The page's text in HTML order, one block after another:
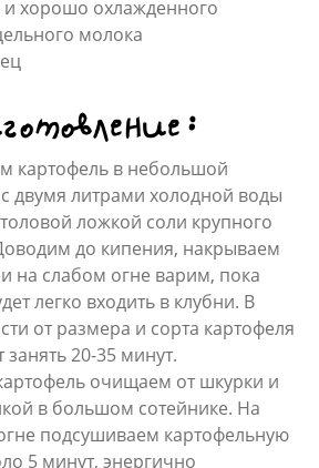
и хорошо охлажденного
молока
картофель в небольшой
двумя литрами холодной воды
ложкой соли крупного
до кипения, накрываем
на слабом огне варим, пока
легко входить в клубни. В
от размера и сорта картофеля
занять 20-35 минут.
очищаем от шкурки и
в большом сотейнике. На
подсушиваем картофельную
5 минут, энергично